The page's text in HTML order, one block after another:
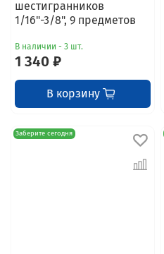
шестигранников
1/16"-3/8", 9 предметов
В наличии - 3 шт.
1 340 ₽
В корзину
Заберите сегодня